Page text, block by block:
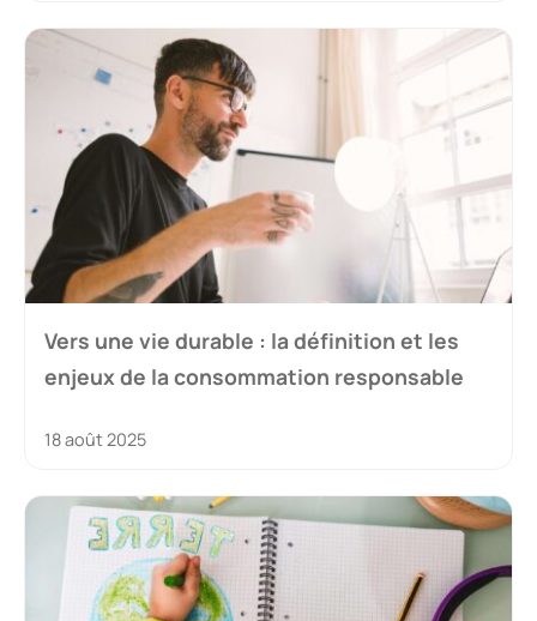
Vers une vie durable : la définition et les
enjeux de la consommation responsable
18 août 2025